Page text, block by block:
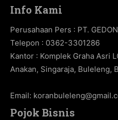
Info Kami
Perusahaan Pers : PT.
Telepon : 0362-3301286
Kantor : Komplek Graha Asri
Anakan, Singaraja, Buleleng,
Email:
Pojok Bisnis